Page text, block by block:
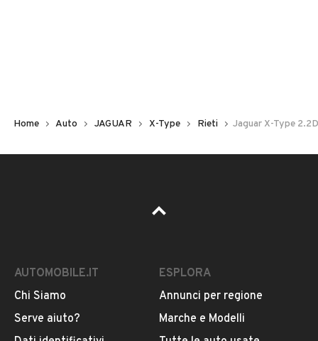
Pubblicità
Home Auto JAGUAR X-Type Rieti Jaguar X-Type
AUTOMOBILE.IT
Chi Siamo
Serve aiuto?
ESPLORA
Annunci per regione
Marche e Modelli